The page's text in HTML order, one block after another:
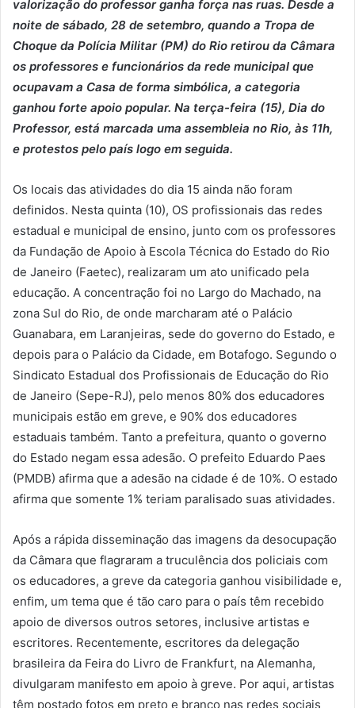
valorização do professor ganha força nas ruas. Desde a
noite de sábado, 28 de setembro, quando a Tropa de
Choque da Polícia Militar (PM) do Rio retirou da Câmara
os professores e funcionários da rede municipal que
ocupavam a Casa de forma simbólica, a categoria
ganhou forte apoio popular. Na terça-feira (15), Dia do
Professor, está marcada uma assembleia no Rio, às 11h,
e protestos pelo país logo em seguida.
Os locais das atividades do dia 15 ainda não foram
definidos. Nesta quinta (10), OS profissionais das redes
estadual e municipal de ensino, junto com os professores
da Fundação de Apoio à Escola Técnica do Estado do Rio
de Janeiro (Faetec), realizaram um ato unificado pela
educação. A concentração foi no Largo do Machado, na
zona Sul do Rio, de onde marcharam até o Palácio
Guanabara, em Laranjeiras, sede do governo do Estado, e
depois para o Palácio da Cidade, em Botafogo. Segundo o
Sindicato Estadual dos Profissionais de Educação do Rio
de Janeiro (Sepe-RJ), pelo menos 80% dos educadores
municipais estão em greve, e 90% dos educadores
estaduais também. Tanto a prefeitura, quanto o governo
do Estado negam essa adesão. O prefeito Eduardo Paes
(PMDB) afirma que a adesão na cidade é de 10%. O estado
afirma que somente 1% teriam paralisado suas atividades.
Após a rápida disseminação das imagens da desocupação
da Câmara que flagraram a truculência dos policiais com
os educadores, a greve da categoria ganhou visibilidade e,
enfim, um tema que é tão caro para o país têm recebido
apoio de diversos outros setores, inclusive artistas e
escritores. Recentemente, escritores da delegação
brasileira da Feira do Livro de Frankfurt, na Alemanha,
divulgaram manifesto em apoio à greve. Por aqui, artistas
têm postado fotos em preto e branco nas redes sociais